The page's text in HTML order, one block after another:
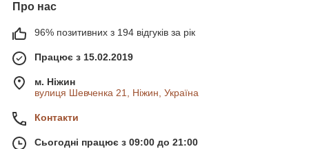
Про нас
96% позитивних з 194 відгуків за рік
Працює з 15.02.2019
м. Ніжин
вулиця Шевченка 21, Ніжин, Україна
Контакти
Сьогодні працює з 09:00 до 21:00